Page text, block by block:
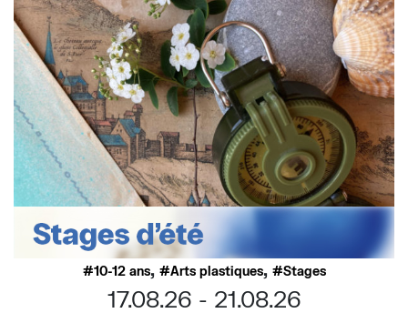
10-12 ans, Arts plastiques, Stages
17.08.26
21.08.26